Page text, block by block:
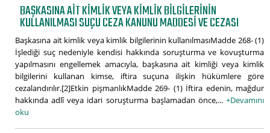
BAŞKASINA AIT KIMLIK VEYA KIMLIK BILGILERININ
KULLANILMASI SUÇU CEZA KANUNU MADDESI VE CEZASI
Başkasına ait kimlik veya kimlik bilgilerinin kullanılmasıMadde 268- (1)
İşlediği suç nedeniyle kendisi hakkında soruşturma ve kovuşturma
yapılmasını engellemek amacıyla, başkasına ait kimliği veya kimlik
bilgilerini kullanan kimse, iftira suçuna ilişkin hükümlere göre
cezalandırılır.[2]Etkin pişmanlıkMadde 269- (1) İftira edenin, mağdur
hakkında adlî veya idari soruşturma başlamadan önce,... +Devamını
oku